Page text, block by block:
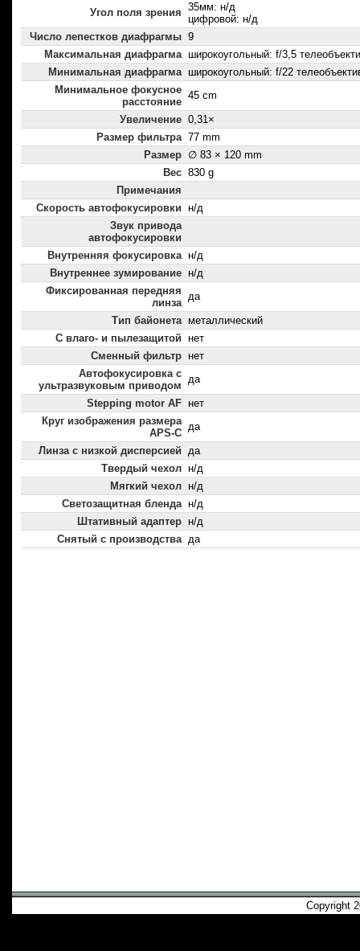
Угол поля зрения 35мм: н/д
цифровой: н/д
Число лепестков диафрагмы 9
Максимальная диафрагма широкоугольный: f/3,5
Минимальная диафрагма широкоугольный: f/22
Минимальное фокусное
расстояние
45 cm
Увеличение 0,31×
Размер фильтра 77 mm
Размер ∅ 83 × 120 mm
Вес 830 g
Примечания
Скорость автофокусировки н/д
Звук привода
автофокусировки
Внутренняя фокусировка н/д
Внутреннее зумирование н/д
Фиксированная передняя
линза
да
Тип байонета металлический
С влаго- и пылезащитой нет
Сменный фильтр нет
Автофокусировка с
ультразвуковым приводом
да
Stepping motor AF нет
Круг изображения размера
APS-C
да
Линза с низкой дисперсией да
Твердый чехол н/д
Мягкий чехол н/д
Светозащитная бленда н/д
Штативный адаптер н/д
Снятый с производства да
Copyright